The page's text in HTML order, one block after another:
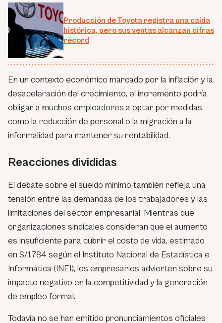
Producción de Toyota registra una caída
histórica, pero sus ventas alcanzan cifras
récord
En un contexto económico marcado por la inflación y la
desaceleración del crecimiento, el incremento podría
obligar a muchos empleadores a optar por medidas
como la reducción de personal o la migración a la
informalidad para mantener su rentabilidad.
Reacciones divididas
El debate sobre el sueldo mínimo también refleja una
tensión entre las demandas de los trabajadores y las
limitaciones del sector empresarial. Mientras que
organizaciones sindicales consideran que el aumento
es insuficiente para cubrir el costo de vida, estimado
en S/1,784 según el Instituto Nacional de Estadística e
Informática (INEI), los empresarios advierten sobre su
impacto negativo en la competitividad y la generación
de empleo formal.
Todavía no se han emitido pronunciamientos oficiales